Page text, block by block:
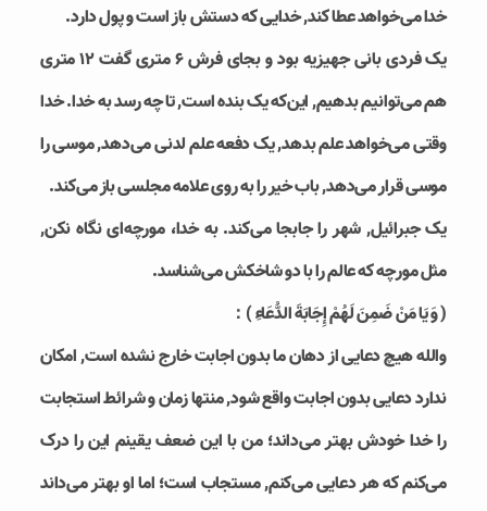
خدا می‌خواهد عطا کند, خدایی که دستش باز است و پول دارد.
یک فردی بانی جهیزیه بود و بجای فرش 6 متری گفت 12 متری
هم می‌توانیم بدهیم, این‌که یک بنده است, تا چه رسد به خدا. خدا
وقتی می‌خواهد علم بدهد, یک دفعه علم لدنی می‌دهد, موسی را
موسی قرار می‌دهد, باب خیر را به روی علامه مجلسی باز می‌کند.
یک جبرائیل, شهر را جابجا می‌کند. به خدا، مورچه‌ای نگاه نکن,
مثل مورچه که عالم را با دو شاخکش می‌شناسد.
( وَ يَا مَنْ ضَمِنَ لَهُمْ إِجَابَةَ الدُّعَاءِ )：
والله هیچ دعایی از دهان ما بدون اجابت خارج نشده است, امکان
ندارد دعایی بدون اجابت واقع شود, منتها زمان و شرائط استجابت
را خدا خودش بهتر می‌داند؛ من با این ضعف یقینم این را درک
می‌کنم که هر دعایی می‌کنم, مستجاب است؛ اما او بهتر می‌داند